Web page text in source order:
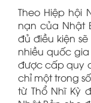
Theo Hiệp hội
nạn của Nhật
đủ điều kiện
nhiều quốc gia
được cấp quy
chỉ một trong
từ Thổ Nhĩ Kỳ